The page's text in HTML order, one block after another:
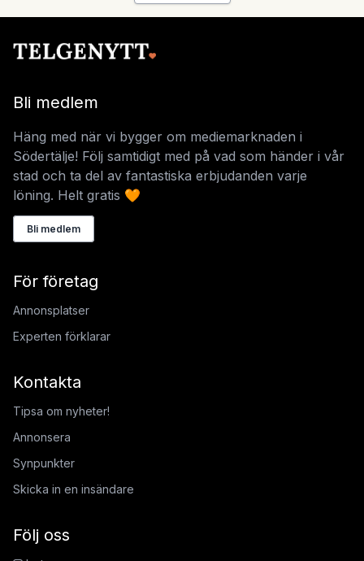
Bli medlem
Häng med när vi bygger om mediemarknaden i
Södertälje! Följ samtidigt med på vad som händer i vår
stad och ta del av fantastiska erbjudanden varje
löning. Helt gratis 🧡
Bli medlem
För företag
Annonsplatser
Experten förklarar
Kontakta
Tipsa om nyheter!
Annonsera
Synpunkter
Skicka in en insändare
Följ oss